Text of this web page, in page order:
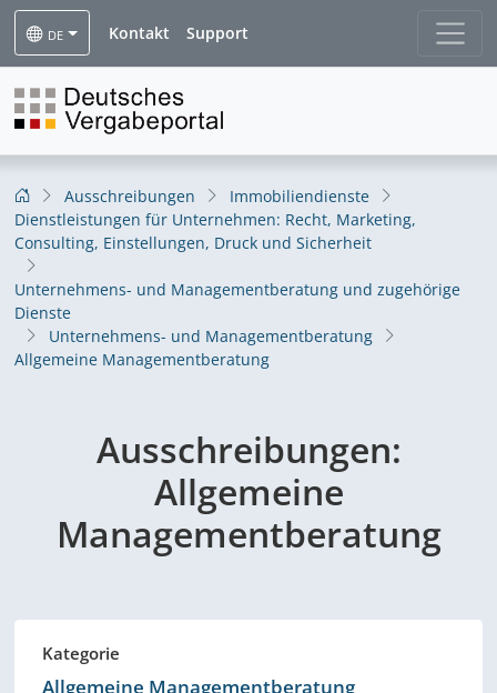
DE Kontakt Support
Ausschreibungen
Immobiliendienste
Dienstleistungen für Unternehmen: Recht, Marketing,
Consulting, Einstellungen, Druck und Sicherheit
Unternehmens- und Managementberatung und zugehörige
Dienste
Unternehmens- und Managementberatung
Allgemeine Managementberatung
Ausschreibungen:
Allgemeine
Managementberatung
Kategorie
Allgemeine Managementberatung